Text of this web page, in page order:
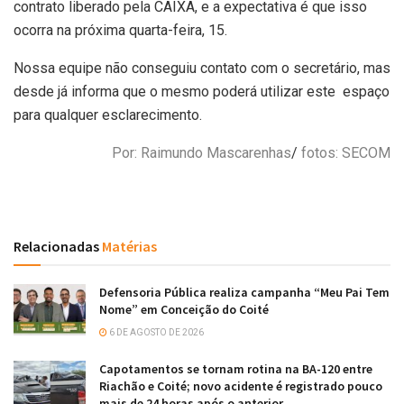
contrato liberado pela CAIXA, e a expectativa é que isso
ocorra na próxima quarta-feira, 15.
Nossa equipe não conseguiu contato com o secretário, mas
desde já informa que o mesmo poderá utilizar este espaço
para qualquer esclarecimento.
Por: Raimundo Mascarenhas/ fotos: SECOM
Relacionadas Matérias
Defensoria Pública realiza campanha “Meu Pai Tem
Nome” em Conceição do Coité
6 DE AGOSTO DE 2026
Capotamentos se tornam rotina na BA-120 entre
Riachão e Coité; novo acidente é registrado pouco